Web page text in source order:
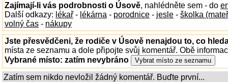
Zajímají-li vás podrobnosti o Úsově, nahlédněte sem - do
Další odkazy: lékař - lékárna - porodnice - jesle - školka
volný čas - nákupy
Jste přesvědčeni, že rodiče v Úsově nenajdou to, co
místa ze seznamu a dole připojte svůj komentář. Obě
Vybrané místo: zatím nevybráno
Zatím sem nikdo nevložil žádný komentář. Buďte první...